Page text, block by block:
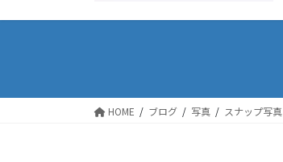
に
ョ
動
HOME ブログ 写真 スナップ写真